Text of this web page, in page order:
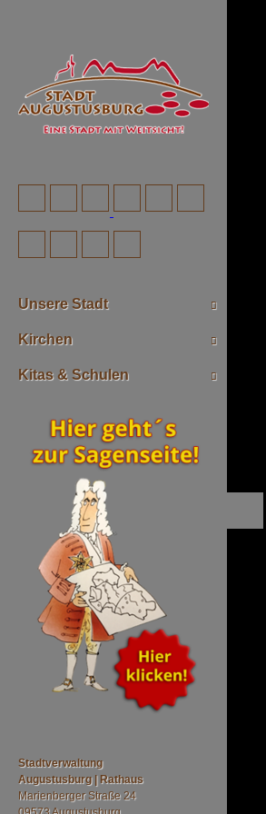
Unsere Stadt
Kirchen
Kitas & Schulen
Stadtverwaltung
Augustusburg | Rathaus
MarienbergerStraße 24